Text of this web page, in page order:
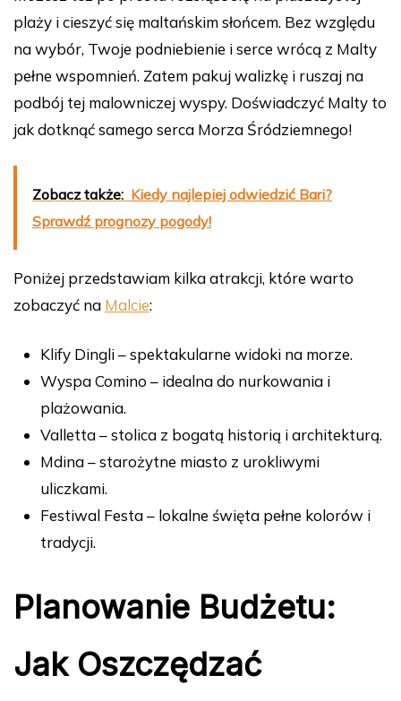
plaży i cieszyć się maltańskim słońcem. Bez względu
na wybór, Twoje podniebienie i serce wrócą z Malty
pełne wspomnień. Zatem pakuj walizkę i ruszaj na
podbój tej malowniczej wyspy. Doświadczyć Malty to
jak dotknąć samego serca Morza Śródziemnego!
Zobacz także: Kiedy najlepiej odwiedzić Bari?
Sprawdź prognozy pogody!
Poniżej przedstawiam kilka atrakcji, które warto
zobaczyć na Malcie:
Klify Dingli – spektakularne widoki na morze.
Wyspa Comino – idealna do nurkowania i
plażowania.
Valletta – stolica z bogatą historią i architekturą.
Mdina – starożytne miasto z urokliwymi
uliczkami.
Festiwal Festa – lokalne święta pełne kolorów i
tradycji.
Planowanie Budżetu:
Jak Oszczędzać